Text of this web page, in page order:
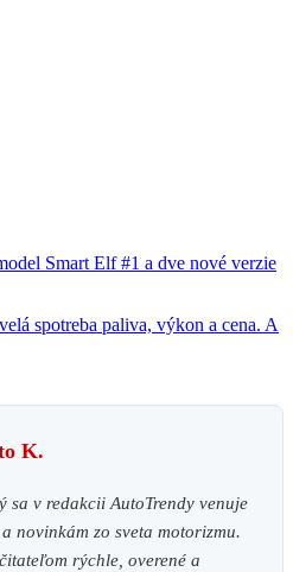
Smart Elf #1 a dve nové verzie
spotreba paliva, výkon a cena. A
K.
sa v redakcii AutoTrendy venuje
novinkám zo sveta motorizmu.
rýchle, overené a